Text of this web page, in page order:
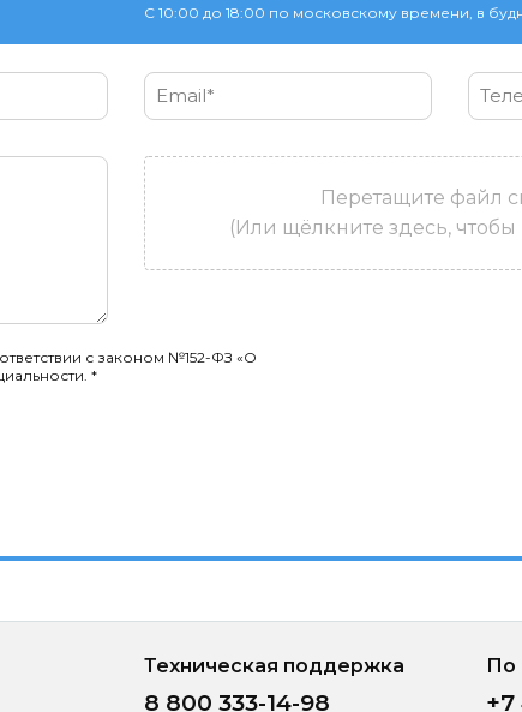
С 10:00 до 18:00 по московскому времени, в
Email*
Перетащите файл
(Или щёлкните здесь,
с законом №152-ФЗ «О
*
Техническая поддержка
8 800 333-14-98
По
+7